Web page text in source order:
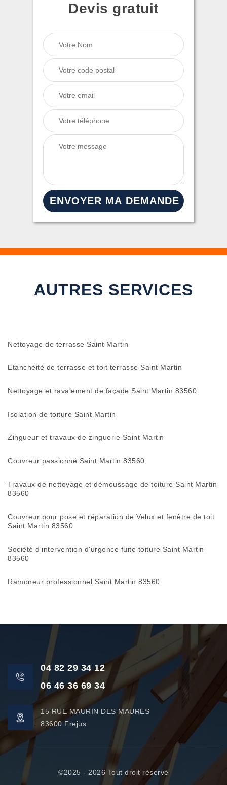
Devis gratuit
AUTRES SERVICES
Nettoyage de terrasse Saint Martin
Etanchéité de terrasse et toit terrasse Saint Martin
Nettoyage et ravalement de façade Saint Martin 83560
Isolation de toiture Saint Martin
Zingueur et travaux de zinguerie Saint Martin
Couvreur passionné Saint Martin 83560
Travaux de nettoyage et démoussage de toiture Saint Martin
83560
Couvreur pour pose et réparation de Velux et fenêtre de toit
Saint Martin 83560
Société d'intervention d'urgence fuite toiture Saint Martin
83560
Ramoneur professionnel Saint Martin 83560
04 82 29 34 12
06 46 36 69 34
15 RUE MAURIN DES MAURES
83600 Frejus
©2025 - 2026 Tout droit réservé